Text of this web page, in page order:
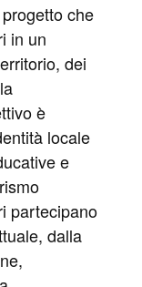
che
in un
dei
è
locale
e
partecipano
dalla